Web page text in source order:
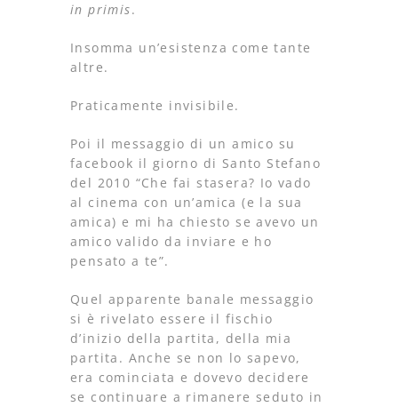
in primis.
Insomma un’esistenza come tante
altre.
Praticamente invisibile.
Poi il messaggio di un amico su
facebook il giorno di Santo Stefano
del 2010 “Che fai stasera? Io vado
al cinema con un’amica (e la sua
amica) e mi ha chiesto se avevo un
amico valido da inviare e ho
pensato a te”.
Quel apparente banale messaggio
si è rivelato essere il fischio
d’inizio della partita, della mia
partita. Anche se non lo sapevo,
era cominciata e dovevo decidere
se continuare a rimanere seduto in